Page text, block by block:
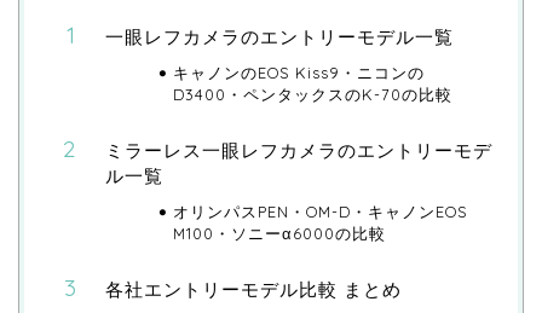
一眼レフカメラのエントリーモデル一覧
キャノンのEOS Kiss9・ニコンの
D3400・ペンタックスのK-70の比較
ミラーレス一眼レフカメラのエントリーモデ
ル一覧
オリンパスPEN・OM-D・キャノンEOS
M100・ソニーα6000の比較
各社エントリーモデル比較 まとめ